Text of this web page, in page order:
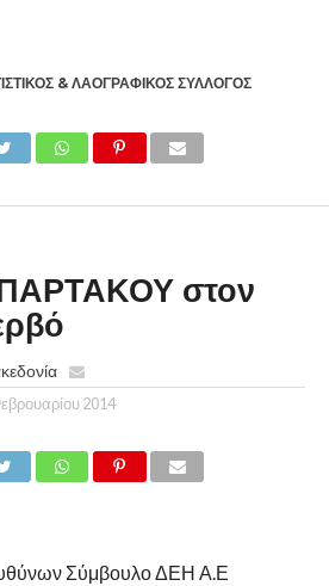
& ΛΑΟΓΡΑΦΙΚΌΣ ΣΎΛΛΟΓΟΣ
στον
2014
Σύμβουλο ΔΕΗ Α.Ε